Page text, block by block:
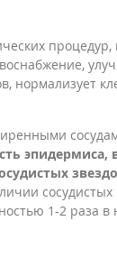
нормализует
1-2 раза в